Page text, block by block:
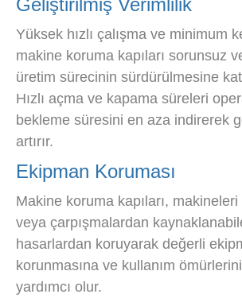
Yüksek hızlı çalışma ve minimum
makine koruma kapıları sorunsuz
üretim sürecinin sürdürülmesine
Hızlı açma ve kapama süreleri
bekleme süresini en aza indirerek
artırır.
Ekipman Koruması
Makine koruma kapıları,
veya çarpışmalardan
hasarlardan koruyarak değerli
korunmasına ve kullanım
yardımcı olur.